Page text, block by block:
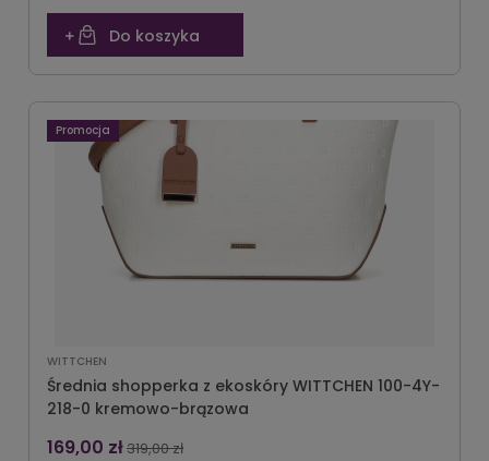
Do koszyka
WITTCHEN
Średnia shopperka z ekoskóry WITTCHEN 100-4Y-
218-0 kremowo-brązowa
169,00 zł319,00 zł
Promocja